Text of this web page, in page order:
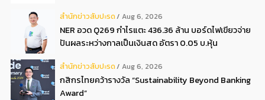
สํานักข่าวสับปะรด Aug 6, 2026
NER อวด Q269 กำไรแตะ 436.36 ล้าน บอร์ดไฟเขียวจ่าย
ปันผลระหว่างกาลเป็นเงินสด อัตรา 0.05 บ.หุ้น
สํานักข่าวสับปะรด Aug 6, 2026
กสิกรไทยคว้ารางวัล “Sustainability Beyond Banking
Award”